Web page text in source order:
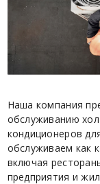
Наша компания
обслуживанию
кондиционеров
обслуживаем как
включая
предприятия и